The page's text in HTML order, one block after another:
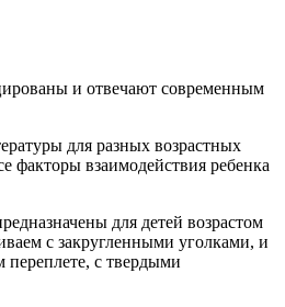
и отвечают современным
для разных возрастных
факторы взаимодействия ребенка
для детей возрастом
с закругленными уголками, и
переплете, с твердыми